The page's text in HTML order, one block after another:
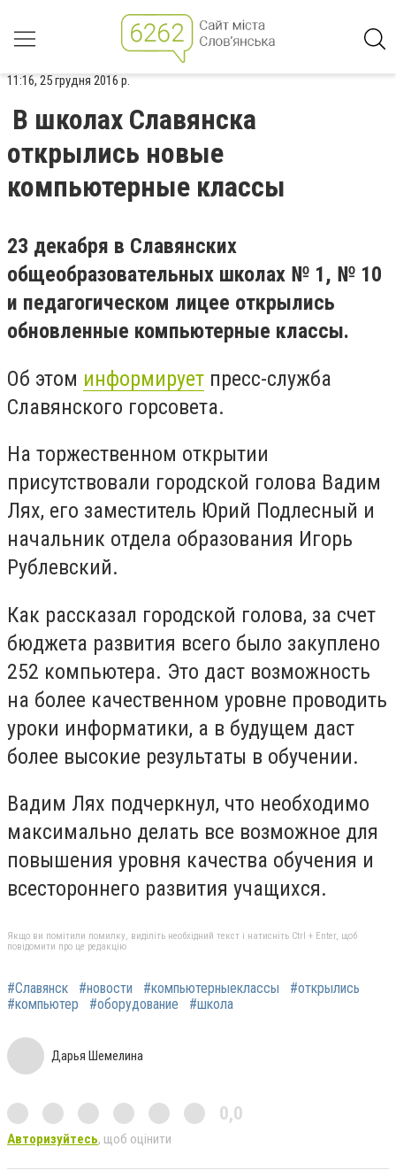
11:16, 25 грудня 2016 р.
В школах Славянска
открылись новые
компьютерные классы
23 декабря в Славянских
общеобразовательных школах № 1, № 10
и педагогическом лицее открылись
обновленные компьютерные классы.
Об этом информирует пресс-служба
Славянского горсовета.
На торжественном открытии
присутствовали городской голова Вадим
Лях, его заместитель Юрий Подлесный и
начальник отдела образования Игорь
Рублевский.
Как рассказал городской голова, за счет
бюджета развития всего было закуплено
252 компьютера. Это даст возможность
на более качественном уровне проводить
уроки информатики, а в будущем даст
более высокие результаты в обучении.
Вадим Лях подчеркнул, что необходимо
максимально делать все возможное для
повышения уровня качества обучения и
всестороннего развития учащихся.
Якщо ви помітили помилку, виділіть необхідний текст і натисніть Ctrl + Enter, щоб
повідомити про це редакцію
#Славянск #новости #компьютерныеклассы
#открылись
#компьютер
#оборудование #школа
Дарья Шемелина
0,0
Авторизуйтесь, щоб оцінити